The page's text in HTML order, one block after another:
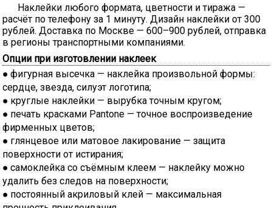
Наклейки любого формата, цветности и тиража —
расчёт по телефону за 1 минуту. Дизайн наклейки от 300
рублей. Доставка по Москве — 600–900 рублей, отправка
в регионы транспортными компаниями.
Опции при изготовлении наклеек
фигурная высечка — наклейка произвольной формы:
сердце, звезда, силуэт логотипа;
круглые наклейки — вырубка точным кругом;
печать красками Pantone — точное воспроизведение
фирменных цветов;
глянцевое или матовое лакирование — защита
поверхности от истирания;
самоклейка со съёмным клеем — наклейку можно
удалить без следов на поверхности;
постоянный акриловый клей — максимальная